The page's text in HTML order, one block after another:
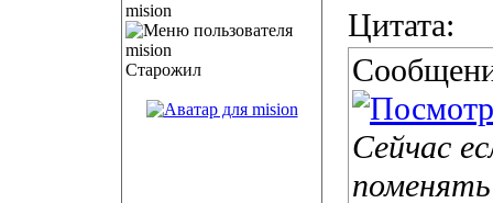
mision
Старожил
Цитата:
Сейчас